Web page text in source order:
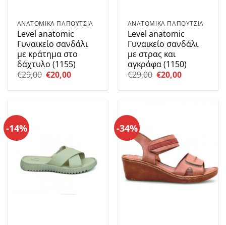
ΑΝΑΤΟΜΙΚΑ ΠΑΠΟΥΤΣΙΑ
Level anatomic
Γυναικείο σανδάλι
με κράτημα στο
δάχτυλο (1155)
€29,00 Original
price
was:
€20,00Η
τιμή
ΑΝΑΤΟΜΙΚΑ ΠΑΠΟΥΤΣΙΑ
Level anatomic
Γυναικείο σανδάλι
με στρας και
αγκράφα (1150)
€29,00 Original
price
was:
€20,00Η
τιμή
-14% -34%